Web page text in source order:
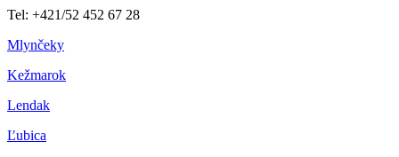
Tel: +421/52 452 67 28
Mlynčeky
Kežmarok
Lendak
Ľubica